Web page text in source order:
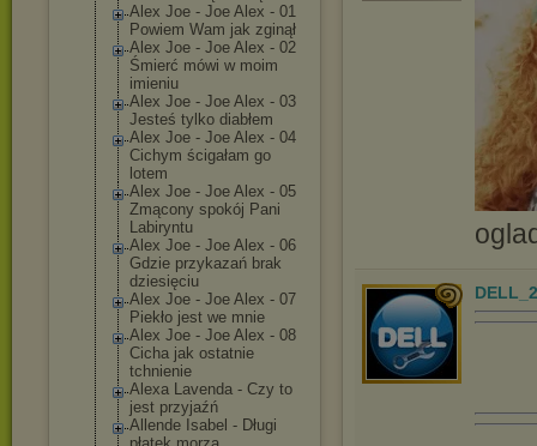
Alex Joe - Joe Alex - 01
Powiem Wam jak zginął
Alex Joe - Joe Alex - 02
Śmierć mówi w moim
imieniu
Alex Joe - Joe Alex - 03
Jesteś tylko diabłem
Alex Joe - Joe Alex - 04
Cichym ścigałam go
lotem
Alex Joe - Joe Alex - 05
Zmącony spokój Pani
Labiryntu
Alex Joe - Joe Alex - 06
Gdzie przykazań brak
dziesięciu
Alex Joe - Joe Alex - 07
Piekło jest we mnie
Alex Joe - Joe Alex - 08
Cicha jak ostatnie
tchnienie
Alexa Lavenda - Czy to
jest przyjaźń
Allende Isabel - Długi